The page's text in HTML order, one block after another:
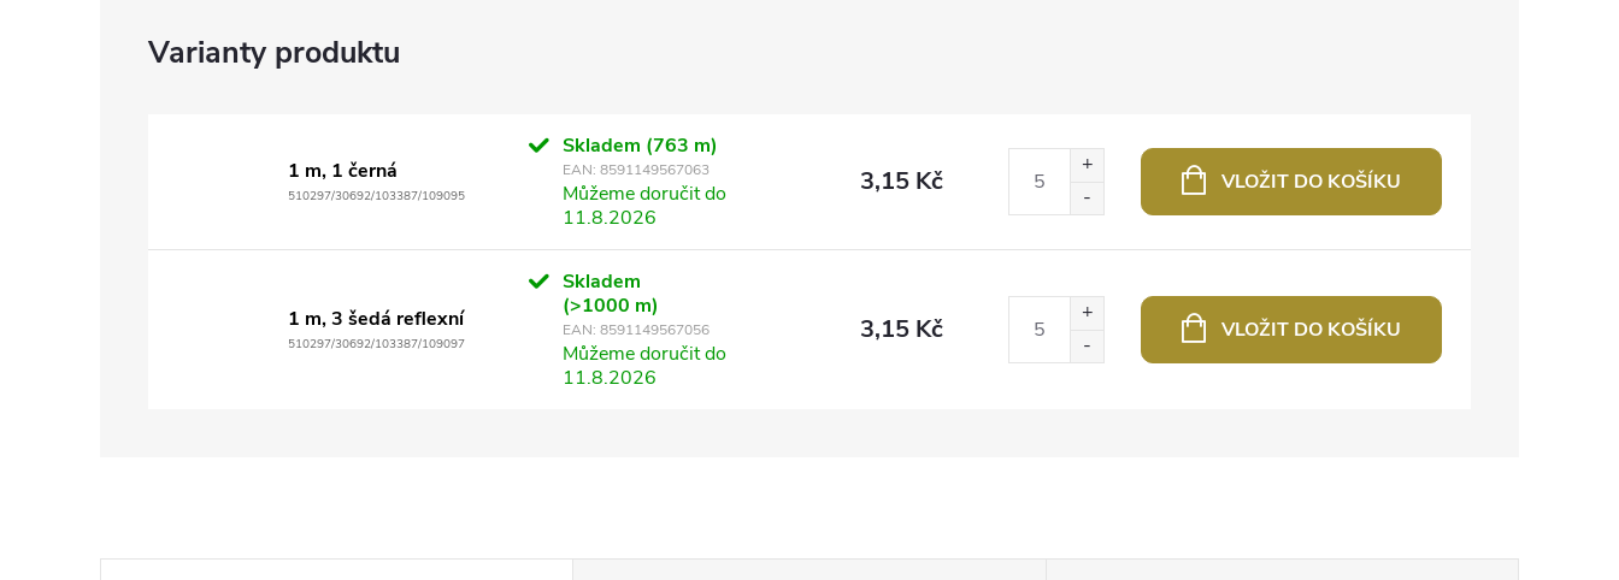
1 m, 1 černá
510297/30692/103387/109095
Skladem (763 m)
EAN: 8591149567063
Můžeme doručit do
11.8.2026
3,15 Kč VLOŽIT DO KOŠÍKU
1 m, 3 šedá reflexní
510297/30692/103387/109097
Skladem
(>1000 m)
EAN: 8591149567056
Můžeme doručit do
11.8.2026
3,15 Kč VLOŽIT DO KOŠÍKU